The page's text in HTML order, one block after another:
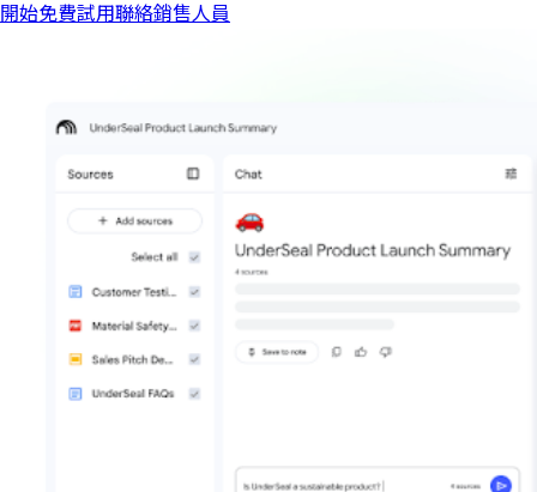
開始免費試用聯絡銷售人員